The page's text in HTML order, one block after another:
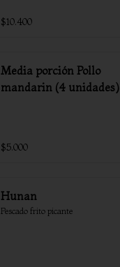
$10.400
Media porción Pollo
mandarin (4 unidades)
$5.000
Hunan
Pescado frito picante